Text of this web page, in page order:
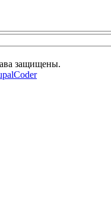
защищены.